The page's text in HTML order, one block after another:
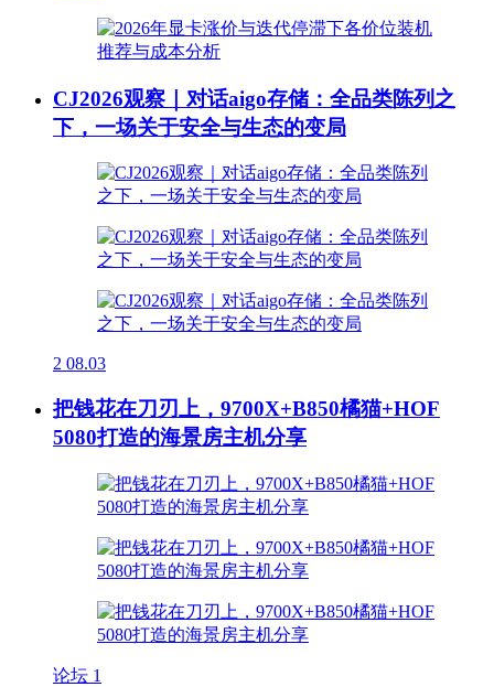
CJ2026观察｜对话aigo存储：全品类陈列之
下，一场关于安全与生态的变局
2 08.03
把钱花在刀刃上，9700X+B850橘猫+HOF
5080打造的海景房主机分享
论坛 1